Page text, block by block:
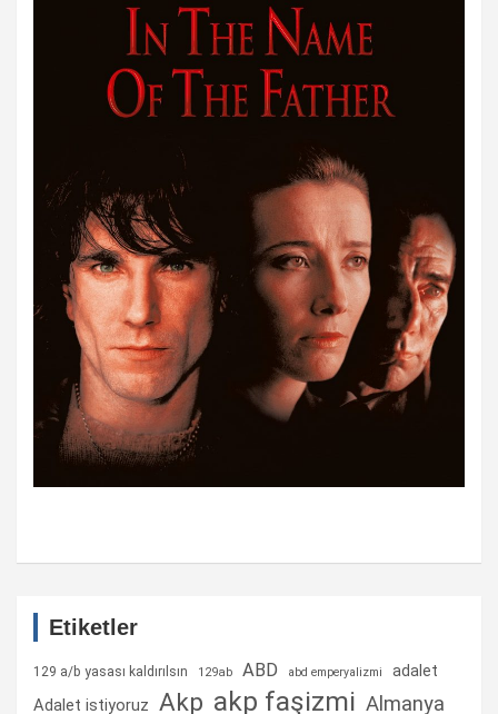
Etiketler
129 a/b yasası kaldırılsın 129ab ABD abd emperyalizmi adalet
Adalet istiyoruz Akp akp faşizmi Almanya